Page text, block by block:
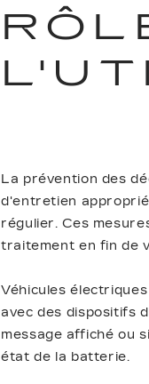
La prévention des
d'entretien
régulier. Ces
traitement en fin de
Véhicules
avec des dispositifs
message affiché ou
état de la batterie.